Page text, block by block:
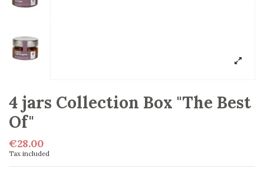
4 jars Collection Box "The Best
Of"
€28.00
Tax included